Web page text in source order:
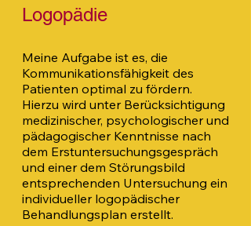
Logopädie
Meine Aufgabe ist es, die
Kommunikationsfähigkeit des
Patienten optimal zu fördern.
Hierzu wird unter Berücksichtigung
medizinischer, psychologischer und
pädagogischer Kenntnisse nach
dem Erstuntersuchungsgespräch
und einer dem Störungsbild
entsprechenden Untersuchung ein
individueller logopädischer
Behandlungsplan erstellt.